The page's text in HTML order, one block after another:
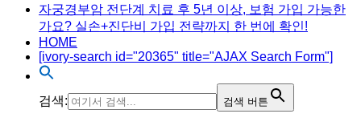
자궁경부암 전단계 치료 후 5년 이상, 보험 가입 가능한
가요? 실손+진단비 가입 전략까지 한 번에 확인!
HOME
[ivory-search id="20365" title="AJAX Search Form"]
검색: 검색 버튼